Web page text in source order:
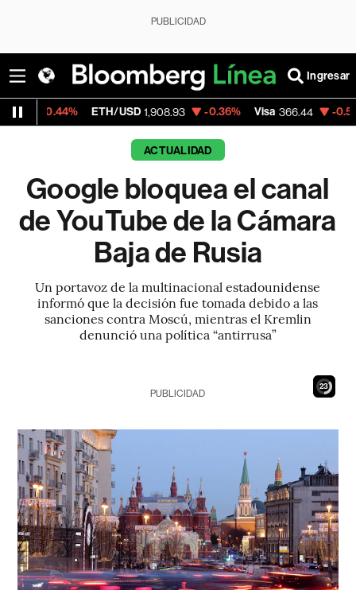
PUBLICIDAD
Ingresar
ETH/USD 1,908.93 -0.36% Visa 366.44 -0.57%
ACTUALIDAD
Google bloquea el canal
de YouTube de la Cámara
Baja de Rusia
Un portavoz de la multinacional estadounidense
informó que la decisión fue tomada debido a las
sanciones contra Moscú, mientras el Kremlin
denunció una política “antirrusa”
22
PUBLICIDAD